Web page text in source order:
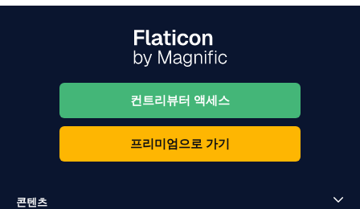
컨트리뷰터 액세스
프리미엄으로 가기
콘텐츠